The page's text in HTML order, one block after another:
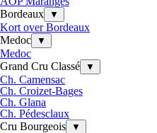
Bordeaux
▼
Kort over Bordeaux
Medoc
▼
Medoc
Grand Cru Classé
▼
Ch. Camensac
Ch. Croizet-Bages
Ch. Glana
Ch. Pédesclaux
Cru Bourgeois
▼